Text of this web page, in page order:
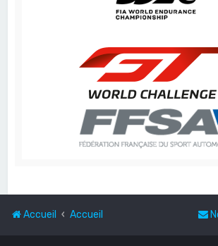
Accueil Accueil